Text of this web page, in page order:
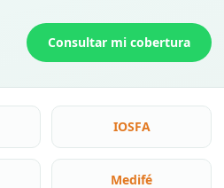
Consultar mi cobertura
IOSFA
Medifé